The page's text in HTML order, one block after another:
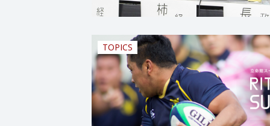
TOPICS